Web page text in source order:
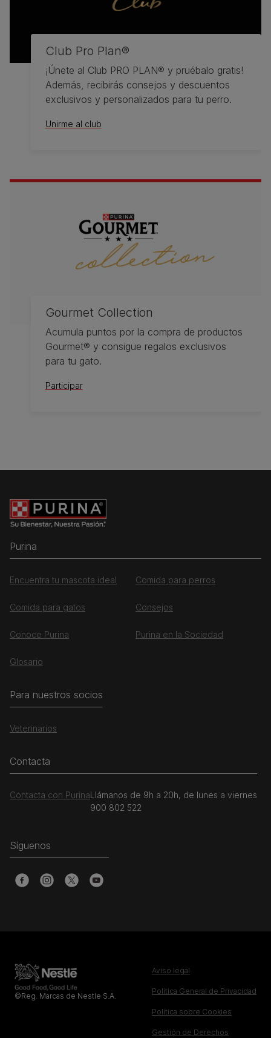
Club Pro Plan®
¡Únete al Club PRO PLAN® y pruébalo gratis!
Además, recibirás consejos y descuentos
exclusivos y personalizados para tu perro.
Unirme al club
Gourmet Collection
Acumula puntos por la compra de productos
Gourmet® y consigue regalos exclusivos
para tu gato.
Participar
Purina
Encuentra tu mascota ideal Comida para perros
Comida para gatos Consejos
Conoce Purina Purina en la Sociedad
Glosario
Para nuestros socios
Veterinarios
Contacta
Contacta con PurinaLlámanos de 9h a 20h, de lunes a viernes
900 802 522
Síguenos
©Reg. Marcas de Nestle S.A.
Aviso legal
Política General de Privacidad
Política sobre Cookies
Gestión de Derechos